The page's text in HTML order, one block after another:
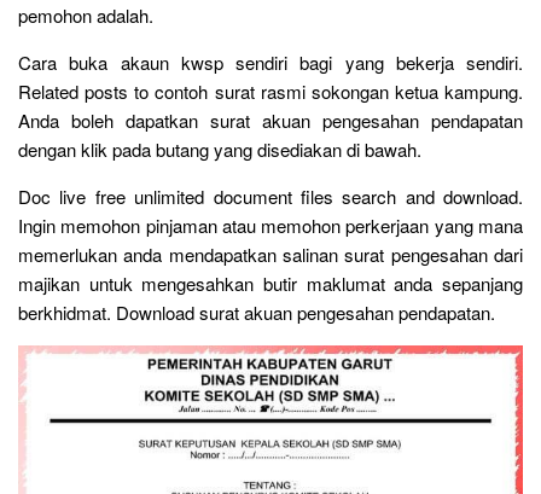
pemohon adalah.
Cara buka akaun kwsp sendiri bagi yang bekerja sendiri.
Related posts to contoh surat rasmi sokongan ketua kampung.
Anda boleh dapatkan surat akuan pengesahan pendapatan
dengan klik pada butang yang disediakan di bawah.
Doc live free unlimited document files search and download.
Ingin memohon pinjaman atau memohon perkerjaan yang mana
memerlukan anda mendapatkan salinan surat pengesahan dari
majikan untuk mengesahkan butir maklumat anda sepanjang
berkhidmat. Download surat akuan pengesahan pendapatan.